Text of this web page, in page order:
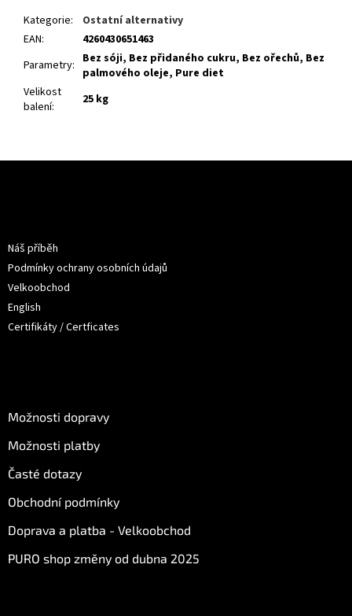
Kategorie:
Ostatní alternativy
EAN:
4260430651463
Parametry: Bez sóji, Bez přidaného cukru, Bez ořechů, Bez
palmového oleje, Pure diet
Velikost
balení: 25 kg
Náš příběh
Podmínky ochrany osobních údajů
Velkoobchod
English
Certifikáty / Certficates
Možnosti dopravy
Možnosti platby
Časté dotazy
Obchodní podmínky
Doprava a platba - Velkoobchod
PURO shop změny od dubna 2025